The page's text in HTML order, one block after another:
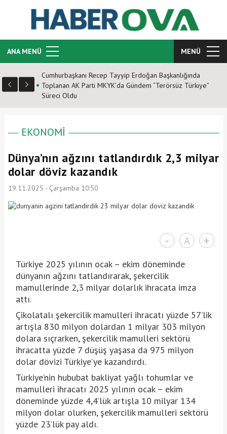
ANA MENÜ MENÜ
Cumhurbaşkanı Recep Tayyip Erdoğan Başkanlığında
Toplanan AK Parti MKYK’da Gündem “Terörsüz Türkiye”
Süreci Oldu
EKONOMİ
Dünya’nın ağzını tatlandırdık 2,3 milyar
dolar döviz kazandık
19.11.2025 - Çarşamba 10:50
- A +
Türkiye 2025 yılının ocak – ekim döneminde
dünyanın ağzını tatlandırarak, şekercilik
mamullerinde 2,3 milyar dolarlık ihracata imza
attı.
Çikolatalı şekercilik mamulleri ihracatı yüzde 57’lik
artışla 830 milyon dolardan 1 milyar 303 milyon
dolara sıçrarken, şekercilik mamulleri sektörü
ihracatta yüzde 7 düşüş yaşasa da 975 milyon
dolar dövizi Türkiye’ye kazandırdı.
Türkiye’nin hububat bakliyat yağlı tohumlar ve
mamulleri ihracatı 2025 yılının ocak – ekim
döneminde yüzde 4,4’lük artışla 10 milyar 134
milyon dolar olurken, şekercilik mamulleri sektörü
yüzde 23’lük pay aldı.